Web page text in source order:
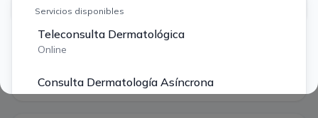
Particular o Isapre $ 40.000
Servicios disponibles
Teleconsulta Dermatológica
Online
Consulta Dermatología Asíncrona
Asíncrono
7 8
Primera hora disponible